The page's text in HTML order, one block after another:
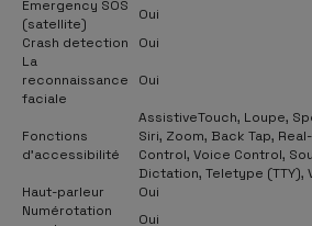
Emergency SOS
(satellite)
Oui
Crash detection
Oui
La
reconnaissance
faciale
Oui
Fonctions
d'accessibilité
AssistiveTouch, Loupe,
Siri, Zoom, Back Tap,
Control, Voice Control,
Dictation, Teletype (TTY),
Haut-parleur
Oui
Numérotation
Oui